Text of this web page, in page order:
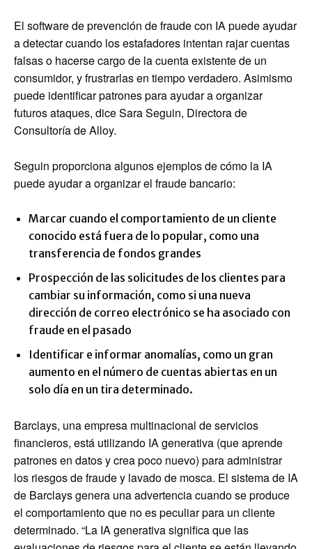
El software de prevención de fraude con IA puede ayudar
a detectar cuando los estafadores intentan rajar cuentas
falsas o hacerse cargo de la cuenta existente de un
consumidor, y frustrarlas en tiempo verdadero. Asimismo
puede identificar patrones para ayudar a organizar
futuros ataques, dice Sara Seguin, Directora de
Consultoría de Alloy.
Seguin proporciona algunos ejemplos de cómo la IA
puede ayudar a organizar el fraude bancario:
Marcar cuando el comportamiento de un cliente
conocido está fuera de lo popular, como una
transferencia de fondos grandes
Prospección de las solicitudes de los clientes para
cambiar su información, como si una nueva
dirección de correo electrónico se ha asociado con
fraude en el pasado
Identificar e informar anomalías, como un gran
aumento en el número de cuentas abiertas en un
solo día en un tira determinado.
Barclays, una empresa multinacional de servicios
financieros, está utilizando IA generativa (que aprende
patrones en datos y crea poco nuevo) para administrar
los riesgos de fraude y lavado de mosca. El sistema de IA
de Barclays genera una advertencia cuando se produce
el comportamiento que no es peculiar para un cliente
determinado. “La IA generativa significa que las